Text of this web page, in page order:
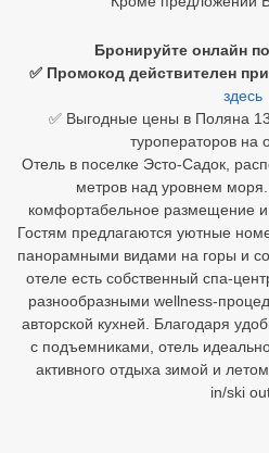
Бронируйте онлайн
✅ Промокод действителен
здесь
✅ Выгодные цены в Поляна
туроператоров на
Отель в поселке Эсто-Садок,
метров над уровнем
комфортабельное размещение и
Гостям предлагаются уютные
панорамными видами на горы и
отеле есть собственный спа-
разнообразными wellness-
авторской кухней. Благодаря
с подъемниками, отель
активного отдыха зимой и
in/ski
Куба
Шри Ланка
Бали
Вьетнам
Хайнань
Северный Гоа
Южный Гоа